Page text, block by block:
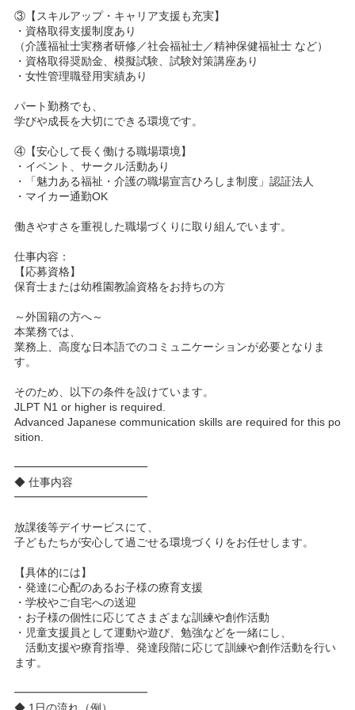
③【スキルアップ・キャリア支援も充実】
・資格取得支援制度あり
（介護福祉士実務者研修／社会福祉士／精神保健福祉士 など）
・資格取得奨励金、模擬試験、試験対策講座あり
・女性管理職登用実績あり
パート勤務でも、
学びや成長を大切にできる環境です。
④【安心して長く働ける職場環境】
・イベント、サークル活動あり
・「魅力ある福祉・介護の職場宣言ひろしま制度」認証法人
・マイカー通勤OK
働きやすさを重視した職場づくりに取り組んでいます。
仕事内容：
【応募資格】
保育士または幼稚園教諭資格をお持ちの方
～外国籍の方へ～
本業務では、
業務上、高度な日本語でのコミュニケーションが必要となりま
す。
そのため、以下の条件を設けています。
JLPT N1 or higher is required.
Advanced Japanese communication skills are required for this po
sition.
━━━━━━━━━━━━
◆ 仕事内容
━━━━━━━━━━━━
放課後等デイサービスにて、
子どもたちが安心して過ごせる環境づくりをお任せします。
【具体的には】
・発達に心配のあるお子様の療育支援
・学校やご自宅への送迎
・お子様の個性に応じてさまざまな訓練や創作活動
・児童支援員として運動や遊び、勉強などを一緒にし、
活動支援や療育指導、発達段階に応じて訓練や創作活動を行い
ます。
━━━━━━━━━━━━
◆ 1日の流れ（例）